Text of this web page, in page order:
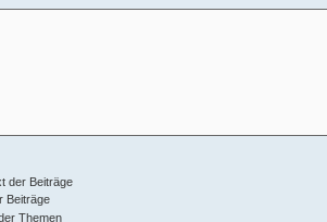
der Beiträge
Beiträge
Themen